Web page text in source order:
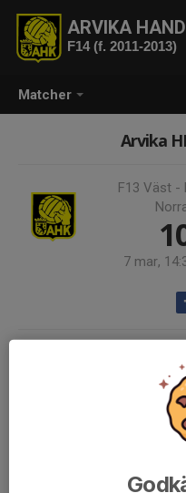
Matcher
ARVIKA
F14 (f. 2011-2013)
Arvika
F13 Väst -
7 mar,
Endast kallade kunde anmäla
En
Svara